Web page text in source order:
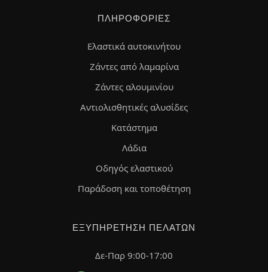
ΠΛΗΡΟΦΟΡΊΕΣ
Ελαστικά αυτοκινήτου
Ζάντες από λαμαρίνα
Ζάντες αλουμινίου
Αντιολισθητικές αλυσίδες
Κατάστημα
Λάδια
Οδηγός ελαστικού
Παράδοση και τοποθέτηση
ΕΞΥΠΗΡΈΤΗΣΗ ΠΕΛΑΤΏΝ
Δε-Παρ 9:00-17:00